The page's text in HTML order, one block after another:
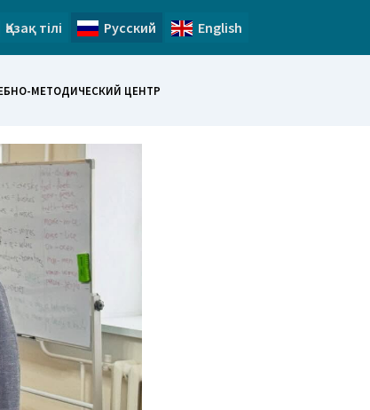
Қазақ тілі Русский English
МЕТОДИЧЕСКИЙ ЦЕНТР